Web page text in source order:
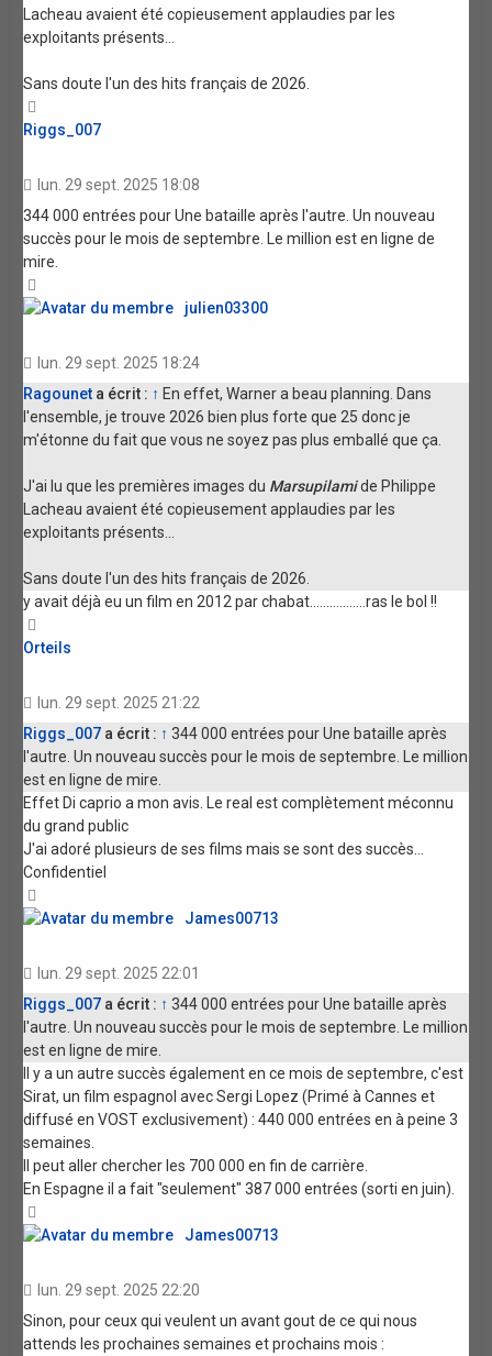
Lacheau avaient été copieusement applaudies par les
exploitants présents...
Sans doute l'un des hits français de 2026.
Riggs_007
lun. 29 sept. 2025 18:08
344 000 entrées pour Une bataille après l'autre. Un nouveau
succès pour le mois de septembre. Le million est en ligne de
mire.
julien03300
lun. 29 sept. 2025 18:24
Ragounet a écrit : ↑ En effet, Warner a beau planning. Dans
l'ensemble, je trouve 2026 bien plus forte que 25 donc je
m'étonne du fait que vous ne soyez pas plus emballé que ça.
J'ai lu que les premières images du Marsupilamide Philippe
Lacheau avaient été copieusement applaudies par les
exploitants présents...
Sans doute l'un des hits français de 2026.
y avait déjà eu un film en 2012 par chabat.................ras le bol !!
Orteils
lun. 29 sept. 2025 21:22
Riggs_007 a écrit : ↑ 344 000 entrées pour Une bataille après
l'autre. Un nouveau succès pour le mois de septembre. Le million
est en ligne de mire.
Effet Di caprio a mon avis. Le real est complètement méconnu
du grand public
J'ai adoré plusieurs de ses films mais se sont des succès...
Confidentiel
James00713
lun. 29 sept. 2025 22:01
Riggs_007 a écrit : ↑ 344 000 entrées pour Une bataille après
l'autre. Un nouveau succès pour le mois de septembre. Le million
est en ligne de mire.
Il y a un autre succès également en ce mois de septembre, c'est
Sirat, un film espagnol avec Sergi Lopez (Primé à Cannes et
diffusé en VOST exclusivement) : 440 000 entrées en à peine 3
semaines.
Il peut aller chercher les 700 000 en fin de carrière.
En Espagne il a fait "seulement" 387 000 entrées (sorti en juin).
James00713
lun. 29 sept. 2025 22:20
Sinon, pour ceux qui veulent un avant gout de ce qui nous
attends les prochaines semaines et prochains mois :